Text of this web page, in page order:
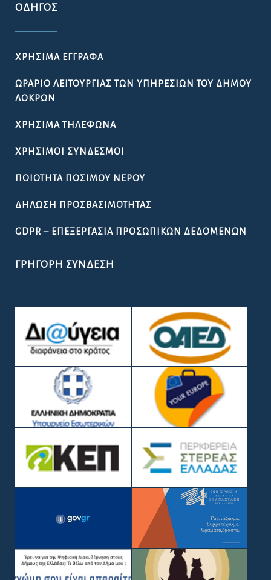
ΟΔΗΓΌΣ
ΧΡΉΣΙΜΑ ΈΓΓΡΑΦΑ
ΩΡΆΡΙΟ ΛΕΙΤΟΥΡΓΊΑΣ ΤΩΝ ΥΠΗΡΕΣΙΏΝ ΤΟΥ ΔΉΜΟΥ
ΛΟΚΡΏΝ
ΧΡΉΣΙΜΑ ΤΗΛΈΦΩΝΑ
ΧΡΉΣΙΜΟΙ ΣΎΝΔΕΣΜΟΙ
ΠΟΙΌΤΗΤΑ ΠΌΣΙΜΟΥ ΝΕΡΟΎ
ΔΉΛΩΣΗ ΠΡΟΣΒΑΣΙΜΌΤΗΤΑΣ
GDPR – ΕΠΕΞΕΡΓΑΣΙΑ ΠΡΟΣΩΠΙΚΩΝ ΔΕΔΟΜΕΝΩΝ
ΓΡΉΓΟΡΗ ΣΎΝΔΕΣΗ